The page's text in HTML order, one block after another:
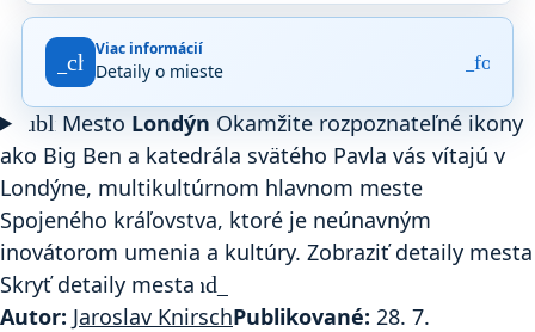
z
na
základe
62
hodnotení
Google
Maps.
fact_checkViac informácií
Detaily o mieste
publicMesto Londýn Okamžite rozpoznateľné ikony
ako Big Ben a katedrála svätého Pavla vás vítajú v
Londýne, multikultúrnom hlavnom meste
Spojeného kráľovstva, ktoré je neúnavným
inovátorom umenia a kultúry. Zobraziť detaily mesta
Skryť detaily mestaexpand_more
Autor: Jaroslav KnirschPublikované: 28. 7.